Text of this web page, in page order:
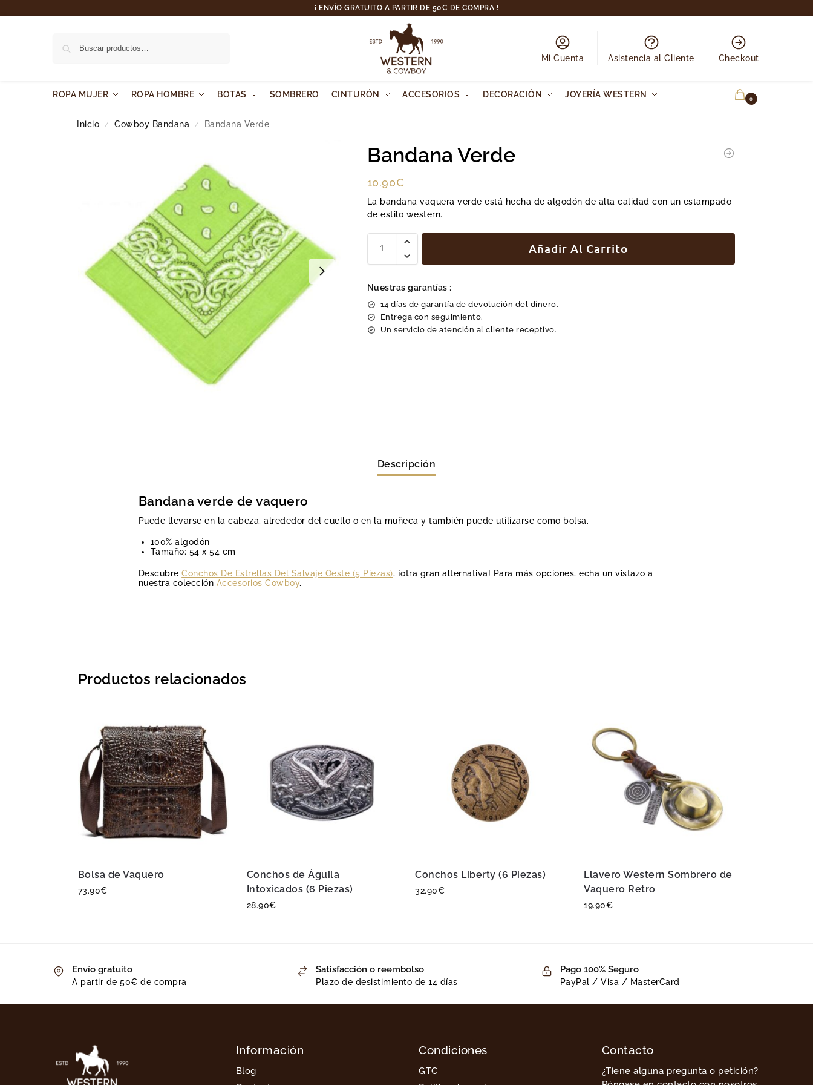
¡ ENVÍO GRATUITO A PARTIR DE 50€ DE COMPRA !
Mi Cuenta Asistencia al Cliente Checkout
ROPA MUJER ROPA HOMBRE BOTAS SOMBRERO CINTURÓN ACCESORIOS DECORACIÓN JOYERÍA WESTERN 0
Inicio / Cowboy Bandana / Bandana Verde
Bandana Verde
10.90€
La bandana vaquera verde está hecha de algodón de alta calidad con un estampado
de estilo western.
Añadir Al Carrito
Nuestras garantías :
14 días de garantía de devolución del dinero.
Entrega con seguimiento.
Un servicio de atención al cliente receptivo.
Descripción
Bandana verde de vaquero
Puede llevarse en la cabeza, alrededor del cuello o en la muñeca y también puede utilizarse como bolsa.
100% algodón
Tamaño: 54 x 54 cm
DescubreConchos De Estrellas Del Salvaje Oeste (5 Piezas), ¡otra gran alternativa! Para más opciones, echa un vistazo a
nuestra colección Accesorios Cowboy.
Productos relacionados
Bolsa de Vaquero
73.90€
Conchos de Águila
Intoxicados (6 Piezas)
28.90€
Conchos Liberty (6 Piezas)
32.90€
Llavero Western Sombrero de
Vaquero Retro
19.90€
Envío gratuito
A partir de 50€ de compra
Satisfacción o reembolso
Plazo de desistimiento de 14 días
Pago 100% Seguro
PayPal / Visa / MasterCard
Información
Blog
Condiciones
GTC
Contacto
¿Tiene alguna pregunta o petición?